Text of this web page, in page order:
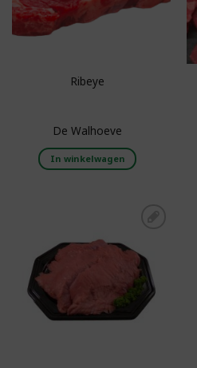
Ribeye
De Walhoeve
In winkelwagen
Toevoegen aan
boodschappenlijst